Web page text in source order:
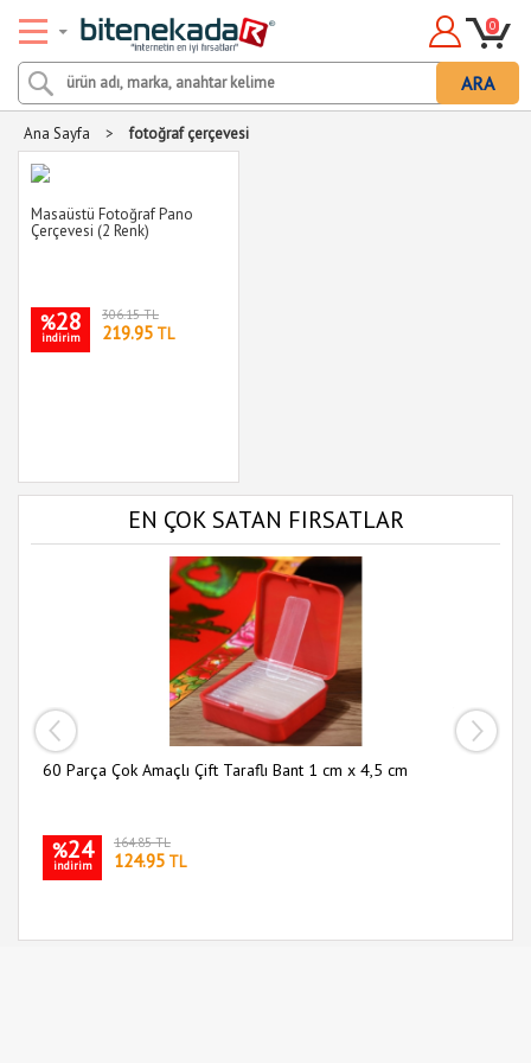
ARA
0
Ana Sayfa > fotoğraf çerçevesi
Masaüstü Fotoğraf Pano
Çerçevesi (2 Renk)
%28
indirim
306.15 TL
219.95 TL
EN ÇOK SATAN FIRSATLAR
60 Parça Çok Amaçlı Çift Taraflı Bant 1 cm x 4,5 cm
%24
indirim
164.85 TL
124.95 TL